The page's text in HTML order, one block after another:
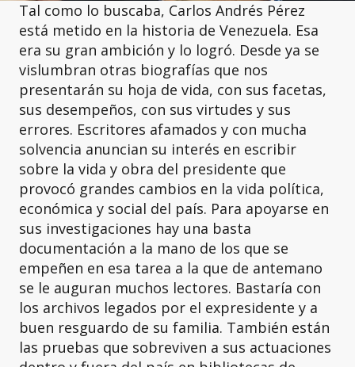
Tal como lo buscaba, Carlos Andrés Pérez
está metido en la historia de Venezuela. Esa
era su gran ambición y lo logró. Desde ya se
vislumbran otras biografías que nos
presentarán su hoja de vida, con sus facetas,
sus desempeños, con sus virtudes y sus
errores. Escritores afamados y con mucha
solvencia anuncian su interés en escribir
sobre la vida y obra del presidente que
provocó grandes cambios en la vida política,
económica y social del país. Para apoyarse en
sus investigaciones hay una basta
documentación a la mano de los que se
empeñen en esa tarea a la que de antemano
se le auguran muchos lectores. Bastaría con
los archivos legados por el expresidente y a
buen resguardo de su familia. También están
las pruebas que sobreviven a sus actuaciones